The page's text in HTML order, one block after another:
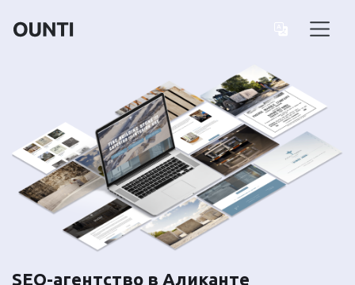
SEO-агентство в Аликанте